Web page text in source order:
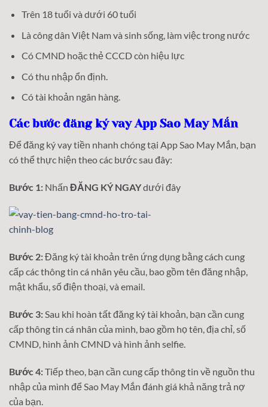
Trên 18 tuổi và dưới 60 tuổi
Là công dân Việt Nam và sinh sống, làm việc trong nước
Có CMND hoặc thẻ CCCD còn hiệu lực
Có thu nhập ổn định.
Có tài khoản ngân hàng.
Các bước đăng ký vay App Sao May Mắn
Để đăng ký vay tiền nhanh chóng tại App Sao May Mắn, bạn
có thể thực hiện theo các bước sau đây:
Bước 1: Nhấn ĐĂNG KÝ NGAYdưới đây
Bước 2:Đăng ký tài khoản trên ứng dụng bằng cách cung
cấp các thông tin cá nhân yêu cầu, bao gồm tên đăng nhập,
mật khẩu, số điện thoại, và email.
Bước 3:Sau khi hoàn tất đăng ký tài khoản, bạn cần cung
cấp thông tin cá nhân của mình, bao gồm họ tên, địa chỉ, số
CMND, hình ảnh CMND và hình ảnh selfie.
Bước 4:Tiếp theo, bạn cần cung cấp thông tin về nguồn thu
nhập của mình để Sao May Mắn đánh giá khả năng trả nợ
của bạn.